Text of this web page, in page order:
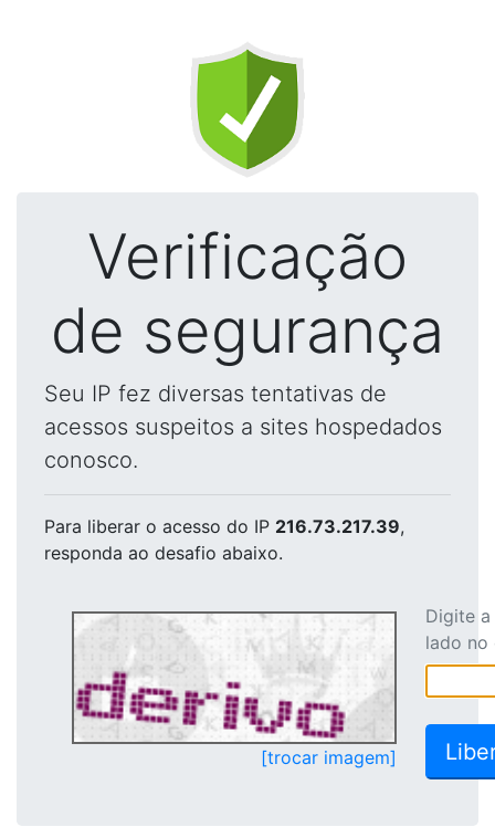
Verificação
de segurança
Seu IP fez diversas tentativas de
acessos suspeitos a sites hospedados
conosco.
Para liberar o acesso do IP 216.73.217.39,
responda ao desafio abaixo.
[trocar imagem]
Digite
lado no